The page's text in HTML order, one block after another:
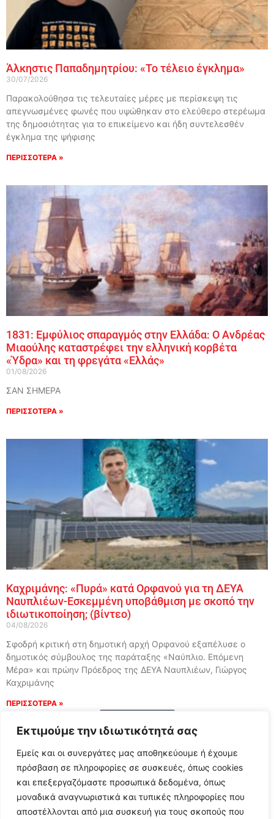
Εκτιμούμε την ιδιωτικότητά σας
Εμείς και οι συνεργάτες μας αποθηκεύουμε ή έχουμε
πρόσβαση σε πληροφορίες σε συσκευές, όπως cookies
και επεξεργαζόμαστε προσωπικά δεδομένα, όπως
μοναδικά αναγνωριστικά και τυπικές πληροφορίες που
αποστέλλονται από μια συσκευή για τους σκοπούς που
Άλκηστις Παπαδημητρίου: «Το τέλειο έγκλημα»
30/07/2026
Παρακολούθησα τις τελευταίες μέρες με περίσκεψη τις
απεγνωσμένες φωνές που υψώθηκαν στο ελεύθερο στερέωμα
της δημοσιότητας για το επικείμενο και ήδη συντελεσθέν
έγκλημα της ψήφισης
ΠΕΡΙΣΣΟΤΕΡΑ »
1831: Εμφύλιος σπαραγμός στην Ελλάδα: Ο Ανδρέας
Μιαούλης καταστρέφει την ελληνική κορβέτα
«Ύδρα» και τη φρεγάτα «Ελλάς»
01/08/2026
ΣΑΝ ΣΗΜΕΡΑ
ΠΕΡΙΣΣΟΤΕΡΑ »
Καχριμάνης: «Πυρά» κατά Ορφανού για τη ΔΕΥΑ
Ναυπλιέων-Εσκεμμένη υποβάθμιση με σκοπό την
ιδιωτικοποίηση; (βίντεο)
04/08/2026
Σφοδρή κριτική στη δημοτική αρχή Ορφανού εξαπέλυσε ο
δημοτικός σύμβουλος της παράταξης «Ναύπλιο. Επόμενη
Μέρα» και πρώην Πρόεδρος της ΔΕΥΑ Ναυπλιέων, Γιώργος
Καχριμάνης
ΠΕΡΙΣΣΟΤΕΡΑ »